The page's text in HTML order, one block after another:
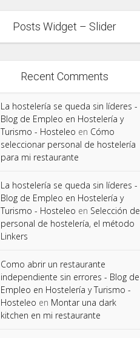
Posts Widget – Slider
Recent Comments
La hostelería se queda sin líderes -
Blog de Empleo en Hostelería y
Turismo - Hosteleo en Cómo
seleccionar personal de hostelería
para mi restaurante
La hostelería se queda sin líderes -
Blog de Empleo en Hostelería y
Turismo - Hosteleo en Selección de
personal de hostelería, el método
Linkers
Como abrir un restaurante
independiente sin errores - Blog de
Empleo en Hostelería y Turismo -
Hosteleo en Montar una dark
kitchen en mi restaurante